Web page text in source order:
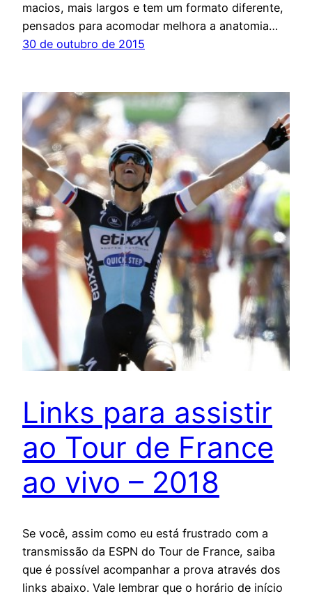
macios, mais largos e tem um formato diferente,
pensados para acomodar melhora a anatomia…
30 de outubro de 2015
Links para assistir
ao Tour de France
ao vivo – 2018
Se você, assim como eu está frustrado com a
transmissão da ESPN do Tour de France, saiba
que é possível acompanhar a prova através dos
links abaixo. Vale lembrar que o horário de início